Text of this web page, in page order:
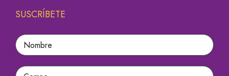
SUSCRÍBETE